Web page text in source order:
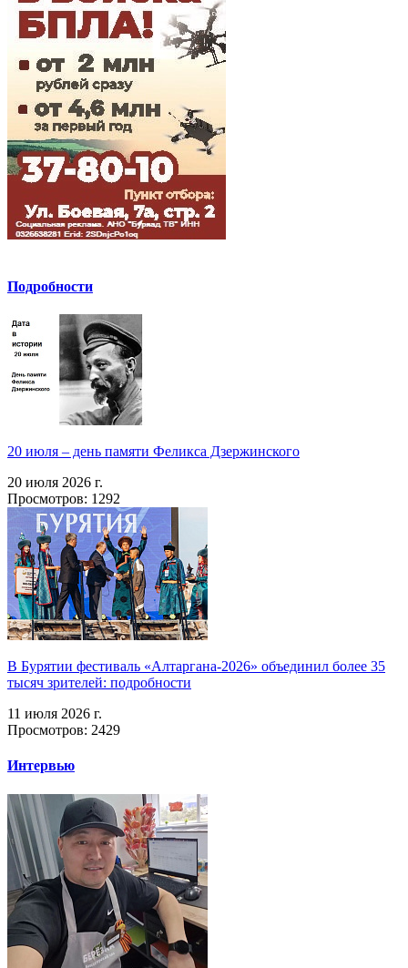
Подробности
20 июля – день памяти Феликса Дзержинского
20 июля 2026 г.
Просмотров: 1292
В Бурятии фестиваль «Алтаргана-2026» объединил более 35
тысяч зрителей: подробности
11 июля 2026 г.
Просмотров: 2429
Интервью